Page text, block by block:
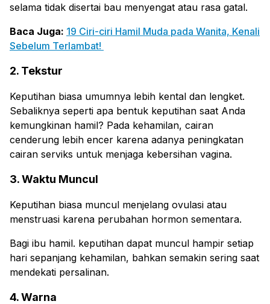
selama tidak disertai bau menyengat atau rasa gatal.
Baca Juga: 19 Ciri-ciri Hamil Muda pada Wanita, Kenali
Sebelum Terlambat!
2. Tekstur
Keputihan biasa umumnya lebih kental dan lengket.
Sebaliknya seperti apa bentuk keputihan saat Anda
kemungkinan hamil? Pada kehamilan, cairan
cenderung lebih encer karena adanya peningkatan
cairan serviks untuk menjaga kebersihan vagina.
3. Waktu Muncul
Keputihan biasa muncul menjelang ovulasi atau
menstruasi karena perubahan hormon sementara.
Bagi ibu hamil. keputihan dapat muncul hampir setiap
hari sepanjang kehamilan, bahkan semakin sering saat
mendekati persalinan.
4. Warna